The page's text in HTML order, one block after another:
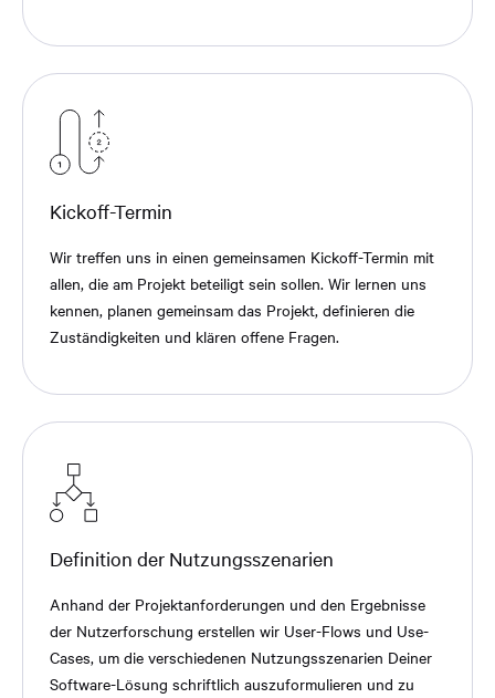
Kickoff-Termin
Wir treffen uns in einen gemeinsamen Kickoff-Termin mit
allen, die am Projekt beteiligt sein sollen. Wir lernen uns
kennen, planen gemeinsam das Projekt, definieren die
Zuständigkeiten und klären offene Fragen.
Definition der Nutzungsszenarien
Anhand der Projektanforderungen und den Ergebnisse
der Nutzerforschung erstellen wir User-Flows und Use-
Cases, um die verschiedenen Nutzungsszenarien Deiner
Software-Lösung schriftlich auszuformulieren und zu